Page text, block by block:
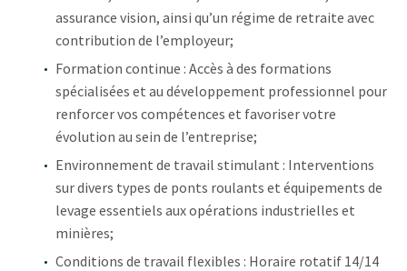
assurance vision, ainsi qu’un régime de retraite avec
contribution de l’employeur;
Formation continue : Accès à des formations
spécialisées et au développement professionnel pour
renforcer vos compétences et favoriser votre
évolution au sein de l’entreprise;
Environnement de travail stimulant : Interventions
sur divers types de ponts roulants et équipements de
levage essentiels aux opérations industrielles et
minières;
Conditions de travail flexibles : Horaire rotatif 14/14